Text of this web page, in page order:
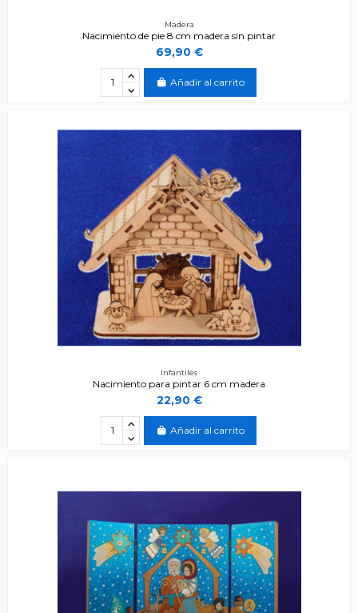
Madera
Nacimiento de pie 8 cm madera sin pintar
69,90 €
Añadir al carrito
Infantiles
Nacimiento para pintar 6 cm madera
22,90 €
Añadir al carrito